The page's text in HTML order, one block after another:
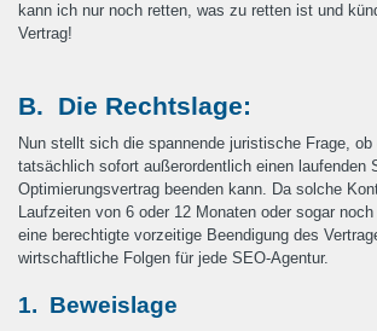
kann ich nur noch retten, was zu retten ist und
Vertrag!
B. Die Rechtslage:
Nun stellt sich die spannende juristische Frage, ob
tatsächlich sofort außerordentlich einen laufenden
Optimierungsvertrag beenden kann. Da solche
Laufzeiten von 6 oder 12 Monaten oder sogar
eine berechtigte vorzeitige Beendigung des
wirtschaftliche Folgen für jede SEO-Agentur.
1. Beweislage